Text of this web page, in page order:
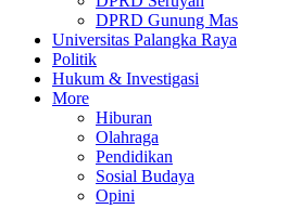
DPRD Gunung Mas
Universitas Palangka Raya
Politik
Hukum & Investigasi
More
Hiburan
Olahraga
Pendidikan
Sosial Budaya
Opini